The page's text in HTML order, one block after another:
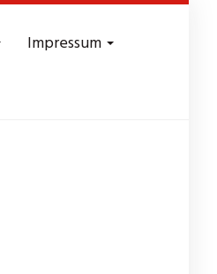
Impressum